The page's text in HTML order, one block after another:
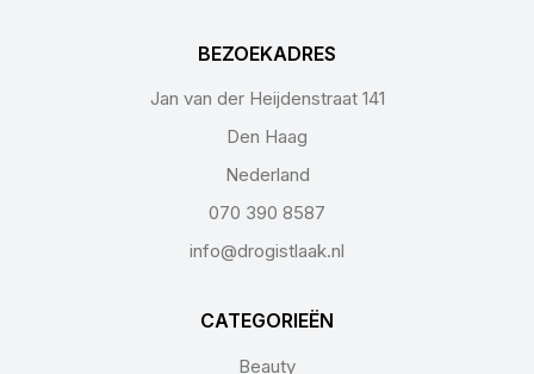
BEZOEKADRES
Jan van der Heijdenstraat 141
Den Haag
Nederland
070 390 8587
info@drogistlaak.nl
CATEGORIEËN
Beauty